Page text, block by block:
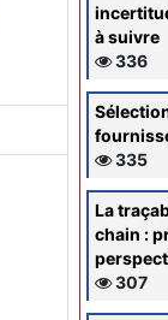
à suivre
336
335
La
chain :
307